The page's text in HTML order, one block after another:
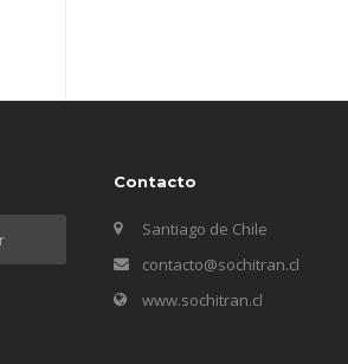
Contacto
Santiago de Chile
contacto@sochitran.cl
www.sochitran.cl